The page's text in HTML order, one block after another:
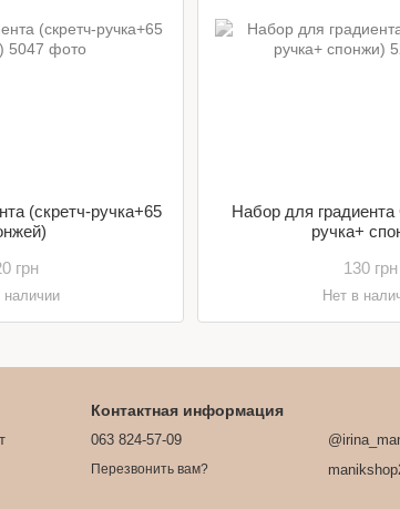
(скретч-ручка+65
грн
наличии
Набор для градиента
ручка+
130 грн
Нет в
Контактная информация
063 824-57-09
Перезвонить вам?